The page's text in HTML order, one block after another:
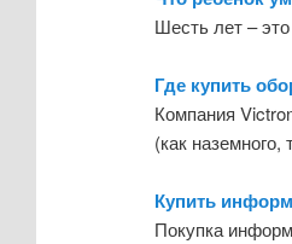
Шесть лет –
Где купить
Компания
(как
Купить
Покупка